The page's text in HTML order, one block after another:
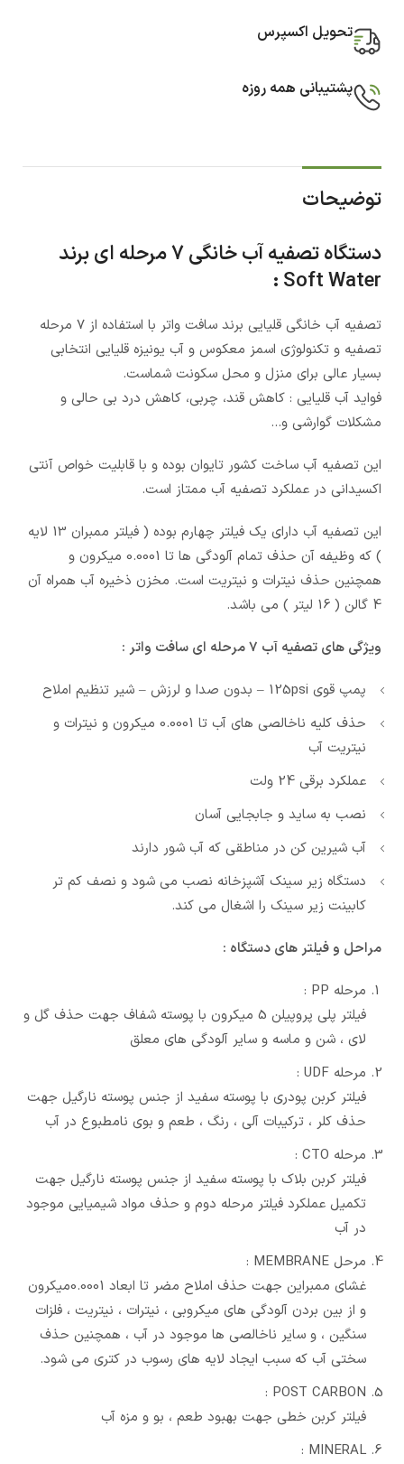
تحویل اکسپرس
پشتیبانی همه روزه
توضیحات
دستگاه تصفیه آب خانگی 7 مرحله ای برند
Soft Water :
تصفیه آب خانگی قلیایی برند سافت واتر با استفاده از 7 مرحله
تصفیه و تکنولوژی اسمز معکوس و آب یونیزه قلیایی انتخابی
بسیار عالی برای منزل و محل سکونت شماست.
فواید آب قلیایی : کاهش قند، چربی، کاهش درد بی حالی و
مشکلات گوارشی و…
این تصفیه آب ساخت کشور تایوان بوده و با قابلیت خواص آنتی
اکسیدانی در عملکرد تصفیه آب ممتاز است.
این تصفیه آب دارای یک فیلتر چهارم بوده ( فیلتر ممبران 13 لایه
) که وظیفه آن حذف تمام آلودگی ها تا 0.0001 میکرون و
همچنین حذف نیترات و نیتریت است. مخزن ذخیره آب همراه آن
4 گالن ( 16 لیتر ) می باشد.
ویژگی های تصفیه آب 7 مرحله ای سافت واتر :
پمپ قوی 125psi – بدون صدا و لرزش – شیر تنظیم املاح
حذف کلیه ناخالصی های آب تا 0.0001 میکرون و نیترات و
نیتریت آب
عملکرد برقی 24 ولت
نصب به ساید و جابجایی آسان
آب شیرین کن در مناطقی که آب شور دارند
دستگاه زیر سینک آشپزخانه نصب می شود و نصف کم تر
کابینت زیر سینک را اشغال می کند.
مراحل و فیلتر های دستگاه :
مرحله PP :
فیلتر پلی پروپیلن 5 میکرون با پوسته شفاف جهت حذف گل و
لای ، شن و ماسه و سایر آلودگی های معلق
مرحله UDF :
فیلتر کربن پودری با پوسته سفید از جنس پوسته نارگیل جهت
حذف کلر ، ترکیبات آلی ، رنگ ، طعم و بوی نامطبوع در آب
مرحله CTO :
فیلتر کربن بلاک با پوسته سفید از جنس پوسته نارگیل جهت
تکمیل عملکرد فیلتر مرحله دوم و حذف مواد شیمیایی موجود
در آب
مرحل MEMBRANE :
غشای ممبراین جهت حذف املاح مضر تا ابعاد 0.0001میکرون
و از بین بردن آلودگی های میکروبی ، نیترات ، نیتریت ، فلزات
سنگین ، و سایر ناخالصی ها موجود در آب ، همچنین حذف
سختی آب که سبب ایجاد لایه های رسوب در کتری می شود.
POST CARBON :
فیلتر کربن خطی جهت بهبود طعم ، بو و مزه آب
MINERAL :